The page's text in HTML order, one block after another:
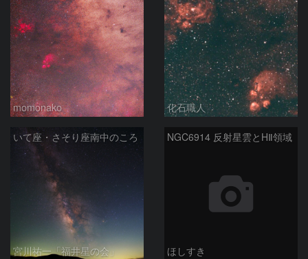
momonako 化石職人
いて座・さそり座南中のころ
宮川祐一「福井星の会」
NGC6914 反射星雲とHⅡ領域
ほしすき